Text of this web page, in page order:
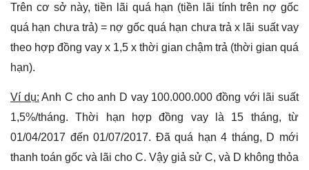
Trên cơ sở này, tiền lãi quá hạn (tiền lãi tính trên nợ gốc
quá hạn chưa trả) = nợ gốc quá hạn chưa trả x lãi suất vay
theo hợp đồng vay x 1,5 x thời gian chậm trả (thời gian quá
hạn).
Ví dụ: Anh C cho anh D vay 100.000.000 đồng với lãi suất
1,5%/tháng. Thời hạn hợp đồng vay là 15 tháng, từ
01/04/2017 đến 01/07/2017. Đã quá hạn 4 tháng, D mới
thanh toán gốc và lãi cho C. Vậy giả sử C, và D không thỏa